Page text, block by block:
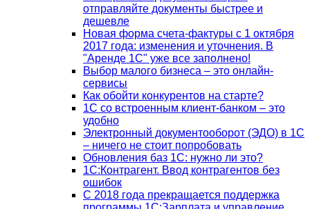
отправляйте документы быстрее и
дешевле
Новая форма счета-фактуры с 1 октября
2017 года: изменения и уточнения. В
"Аренде 1С" уже все заполнено!
Выбор малого бизнеса – это онлайн-
сервисы
Как обойти конкурентов на старте?
1C со встроенным клиент-банком – это
удобно
Электронный документооборот (ЭДО) в 1С
– ничего не стоит попробовать
Обновления баз 1С: нужно ли это?
1С:Контрагент. Ввод контрагентов без
ошибок
С 2018 года прекращается поддержка